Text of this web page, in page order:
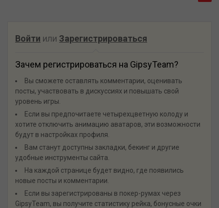
Войти или Зарегистрироваться
Зачем регистрироваться на GipsyTeam?
Вы сможете оставлять комментарии, оценивать
посты, участвовать в дискуссиях и повышать свой
уровень игры.
Если вы предпочитаете четырехцветную колоду и
хотите отключить анимацию аватаров, эти возможности
будут в настройках профиля.
Вам станут доступны закладки, бекинг и другие
удобные инструменты сайта.
На каждой странице будет видно, где появились
новые посты и комментарии.
Если вы зарегистрированы в покер-румах через
GipsyTeam, вы получите статистику рейка, бонусные очки